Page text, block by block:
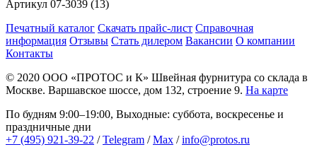
Артикул 07-3039 (13)
Печатный каталог Скачать прайс-лист Справочная
информация Отзывы Стать дилером Вакансии О компании
Контакты
© 2020 ООО «ПРОТОС и К» Швейная фурнитура со склада в
Москве. Варшавское шоссе, дом 132, строение 9. На карте
По будням 9:00–19:00, Выходные: суббота, воскресенье и
праздничные дни
+7 (495) 921-39-22 /Telegram /Max /info@protos.ru